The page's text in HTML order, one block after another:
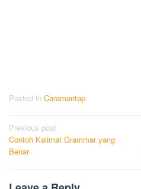
Posted in Caramantap
Post
navigation
Previous post
Contoh Kalimat Grammar yang
Benar